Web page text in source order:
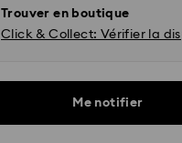
Trouver en boutique
Click & Collect: Vérifier la
Me notifier